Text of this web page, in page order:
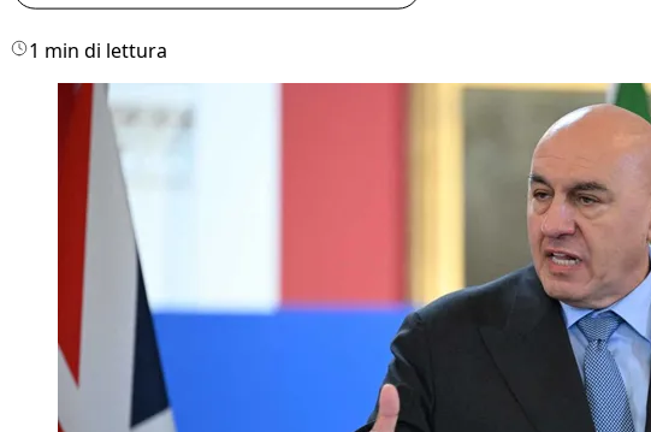
1 min di lettura